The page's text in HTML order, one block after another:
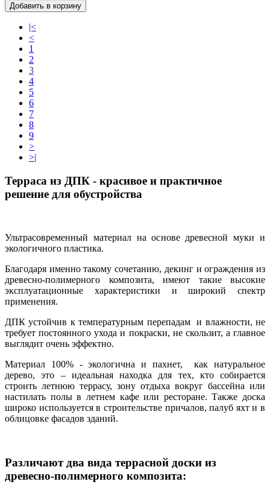
Добавить в корзину
|<
<
1
2
3
4
5
6
7
8
9
>
>|
Терраса из ДПК - красивое и практичное
решение для обустройства
Ультрасовременный материал на основе древесной муки и
экологичного пластика.
Благодаря именно такому сочетанию, декинг и ограждения из
древесно-полимерного композита, имеют такие высокие
эксплуатационные характеристики и широкий спектр
применения.
ДПК устойчив к температурным перепадам и влажности, не
требует постоянного ухода и покраски, не скользит, а главное
выглядит очень эффектно.
Материал 100% - экологична и пахнет, как натуральное
дерево, это – идеальная находка для тех, кто собирается
строить летнюю террасу, зону отдыха вокруг бассейна или
настилать полы в летнем кафе или ресторане. Также доска
широко используется в строительстве причалов, палуб яхт и в
облицовке фасадов зданий.
Различают два вида террасной доски из
древесно-полимерного композита: